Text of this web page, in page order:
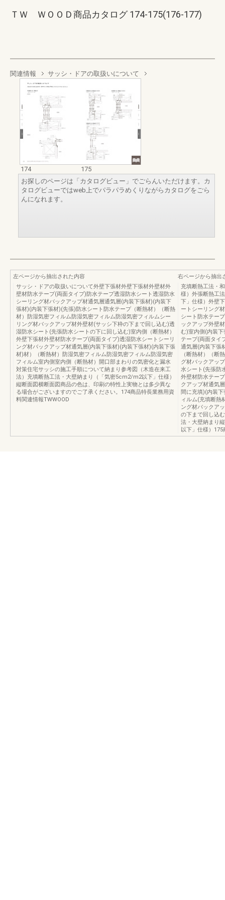
ＴＷ ＷＯＯＤ商品カタログ 174-175(176-177)
関連情報 サッシ・ドアの取扱いについて
174
175
お探しのページは「カタログビュー」でごらんいただけます。カ
タログビューではweb上でパラパラめくりながらカタログをごら
んになれます。
左ページから抽出された内容
サッシ・ドアの取扱いについて外壁下張材外壁下張材外壁材外
壁材防水テープ(両面タイプ)防水テープ透湿防水シート透湿防水
シーリング材バックアップ材通気層通気層(内装下張材)(内装下
張材)(内装下張材)(先張)防水シート防水テープ（断熱材）（断熱
材）防湿気密フィルム防湿気密フィルム防湿気密フィルムシー
リング材バックアップ材外壁材(サッシ下枠の下まで回し込む)透
湿防水シート(先張防水シートの下に回し込む)室内側（断熱材）
外壁下張材外壁材防水テープ(両面タイプ)透湿防水シートシーリ
ング材バックアップ材通気層(内装下張材)(内装下張材)(内装下張
材)材）（断熱材）防湿気密フィルム防湿気密フィルム防湿気密
フィルム室内側室内側（断熱材）開口部まわりの気密化と漏水
対策住宅サッシの施工手順について納まり参考図（木造在来工
法）充填断熱工法・大壁納まり（「気密5cm2/m2以下」仕様）
縦断面図横断面図商品の色は、印刷の特性上実物とは多少異な
る場合がございますのでご了承ください。174商品特長業務用資
料関連情報TWWOOD
右ページから抽出
充填断熱工法・
様）外張断熱工
下」仕様）外壁
ートシーリング
シート防水テー
ックアップ外壁
む)室内側(内装
テープ(両面タイ
通気層(内装下張
（断熱材）（断
グ材バックアッ
水シート(先張
外壁材防水テー
クアップ材通気
間に充填)(内装
ィルム(充填断熱
ング材バックア
の下まで回し込
法・大壁納まり
以下」仕様）